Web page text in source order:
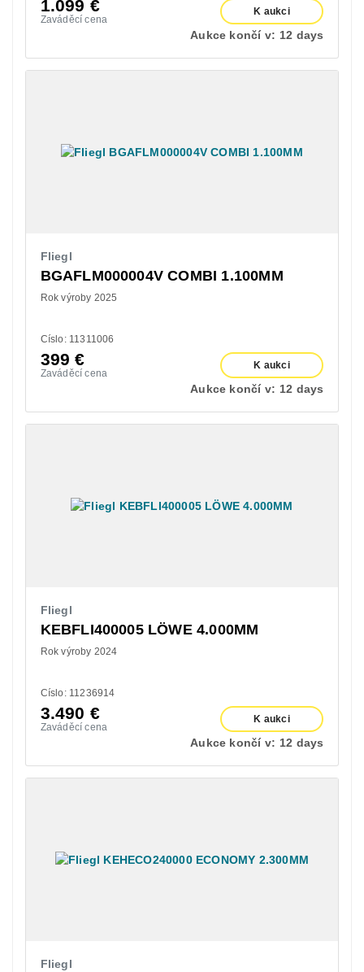
1.099 €
Zaváděcí cena
K aukci
Aukce končí v: 12 days
Fliegl
BGAFLM000004V COMBI 1.100MM
Rok výroby 2025
Císlo: 11311006
399€
Zaváděcí cena
K aukci
Aukce končí v: 12 days
Fliegl
KEBFLI400005 LÖWE 4.000MM
Rok výroby 2024
Císlo: 11236914
3.490 €
Zaváděcí cena
K aukci
Aukce končí v: 12 days
Fliegl